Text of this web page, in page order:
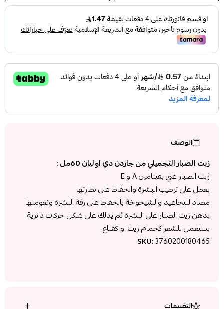
الوصف
زيت الصبار التجميلي من جاردن دي اوليان 60مل :
زيت الصبار غني بفيتامين A و E
يعمل على ترطيب البشرة والحفاظ على نظارتها
مضاد للتجاعيد والشيخوخة بالحفاظ على رقة البشرة ونعومتها
يدهن زيت الصبار على البشرة ثم يدلك على شكل حركات دائرية
يستعمل للشعر كحمام زيت او كقناع
SKU:3760200180465
التقييمات